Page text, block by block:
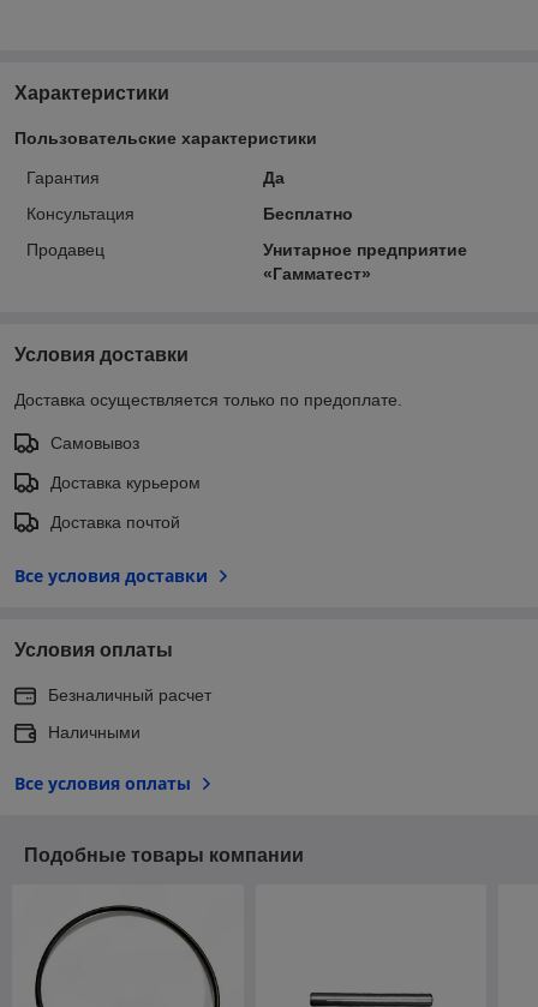
Характеристики
Пользовательские характеристики
Гарантия
Да
Консультация
Бесплатно
Продавец
Унитарное предприятие
«Гамматест»
Условия доставки
Доставка осуществляется только по предоплате.
Самовывоз
Доставка курьером
Доставка почтой
Все условия доставки
Условия оплаты
Безналичный расчет
Наличными
Все условия оплаты
Подобные товары компании